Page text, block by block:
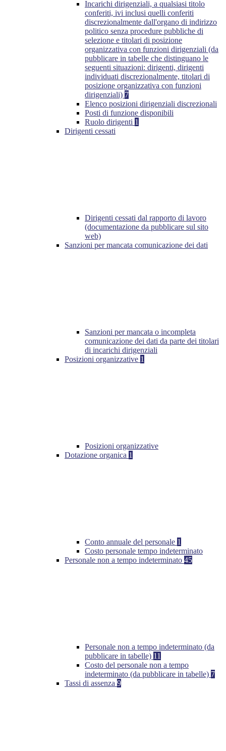
Incarichi dirigenziali, a qualsiasi titolo
conferiti, ivi inclusi quelli conferiti
discrezionalmente dall'organo di indirizzo
politico senza procedure pubbliche di
selezione e titolari di posizione
organizzativa con funzioni dirigenziali (da
pubblicare in tabelle che distinguano le
seguenti situazioni: dirigenti, dirigenti
individuati discrezionalmente, titolari di
posizione organizzativa con funzioni
dirigenziali) 7
Elenco posizioni dirigenziali discrezionali
Posti di funzione disponibili
Ruolo dirigenti 1
Dirigenti cessati
Dirigenti cessati dal rapporto di lavoro
(documentazione da pubblicare sul sito
web)
Sanzioni per mancata comunicazione dei dati
Sanzioni per mancata o incompleta
comunicazione dei dati da parte dei titolari
di incarichi dirigenziali
Posizioni organizzative 1
Posizioni organizzative
Dotazione organica 1
Conto annuale del personale 1
Costo personale tempo indeterminato
Personale non a tempo indeterminato 45
Personale non a tempo indeterminato (da
pubblicare in tabelle) 11
Costo del personale non a tempo
indeterminato (da pubblicare in tabelle) 7
Tassi di assenza 9